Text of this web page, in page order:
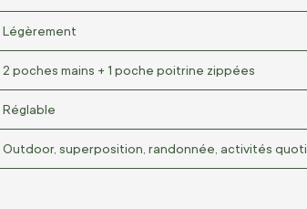
Légèrement
2 poches mains + 1 poche poitrine zippées
Réglable
Outdoor, superposition, randonnée, activités